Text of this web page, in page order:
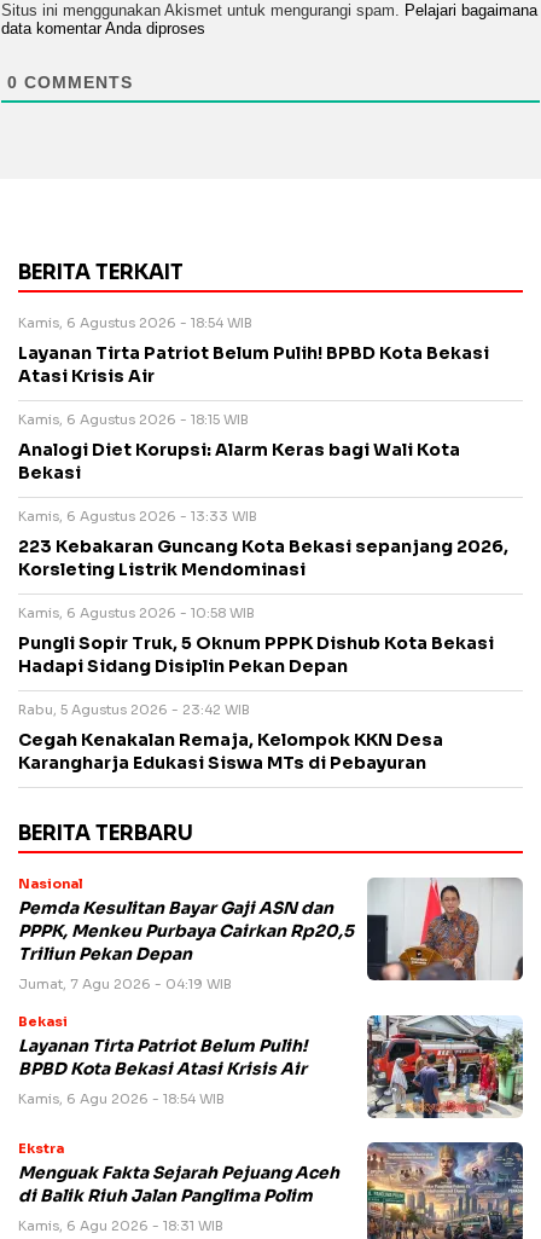
Situs ini menggunakan Akismet untuk mengurangi spam. Pelajari bagaimana
data komentar Anda diproses
0 COMMENTS
BERITA TERKAIT
Kamis, 6 Agustus 2026 - 18:54 WIB
Layanan Tirta Patriot Belum Pulih! BPBD Kota Bekasi
Atasi Krisis Air
Kamis, 6 Agustus 2026 - 18:15 WIB
Analogi Diet Korupsi: Alarm Keras bagi Wali Kota
Bekasi
Kamis, 6 Agustus 2026 - 13:33 WIB
223 Kebakaran Guncang Kota Bekasi sepanjang 2026,
Korsleting Listrik Mendominasi
Kamis, 6 Agustus 2026 - 10:58 WIB
Pungli Sopir Truk, 5 Oknum PPPK Dishub Kota Bekasi
Hadapi Sidang Disiplin Pekan Depan
Rabu, 5 Agustus 2026 - 23:42 WIB
Cegah Kenakalan Remaja, Kelompok KKN Desa
Karangharja Edukasi Siswa MTs di Pebayuran
BERITA TERBARU
Nasional
Pemda Kesulitan Bayar Gaji ASN dan
PPPK, Menkeu Purbaya Cairkan Rp20,5
Triliun Pekan Depan
Jumat, 7 Agu 2026 - 04:19 WIB
Bekasi
Layanan Tirta Patriot Belum Pulih!
BPBD Kota Bekasi Atasi Krisis Air
Kamis, 6 Agu 2026 - 18:54 WIB
Ekstra
Menguak Fakta Sejarah Pejuang Aceh
di Balik Riuh Jalan Panglima Polim
Kamis, 6 Agu 2026 - 18:31 WIB